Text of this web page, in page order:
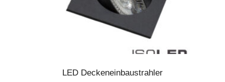
LED Deckeneinbaustrahler